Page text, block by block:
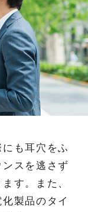
も耳穴をふ
スを逃さず
す。また、
製品のタイ